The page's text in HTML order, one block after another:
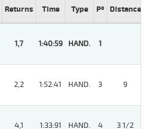
Returns Time Type Pº Distance
1,7 1:40:59 HAND. 1
2,2 1:52:41 HAND. 3 9
4,1 1:33:91 HAND. 4 3 1/2